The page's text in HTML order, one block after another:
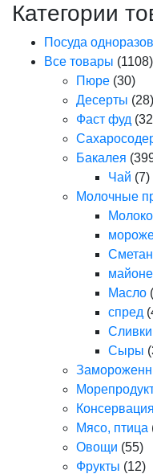
Категории
Посуда
Все товары (1108)
Пюре (30)
Десерты (28)
Фаст фуд
Бакалея
Чай (7)
Молочные
Молоко
Масло
спред
Сливки
Сыры
Консервация
Мясо, птица
Овощи (55)
Фрукты (12)